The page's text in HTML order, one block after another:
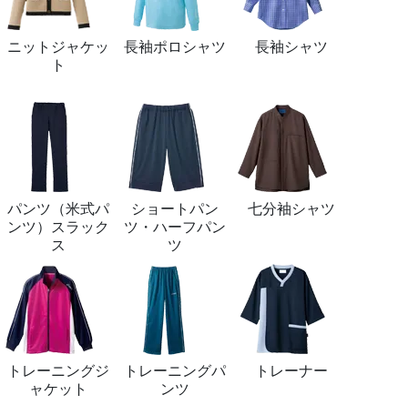
ニットジャケッ
ト
長袖ポロシャツ 長袖シャツ
パンツ（米式パ
ンツ）スラック
ス
ショートパン
ツ・ハーフパン
ツ
七分袖シャツ
トレーニングジ
ャケット
トレーニングパ
ンツ
トレーナー